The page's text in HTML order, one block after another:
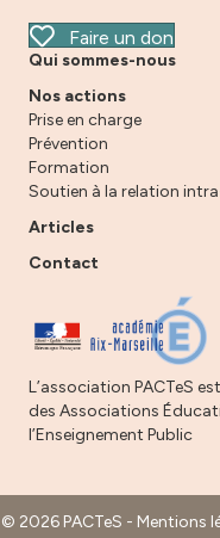
Faire un don
Qui sommes-nous
Nos actions
Prise en charge
Prévention
Formation
Soutien à la relation
Articles
Contact
L’association PACTeS
des Associations
l’Enseignement Public
© 2026 PACTeS - Mentions